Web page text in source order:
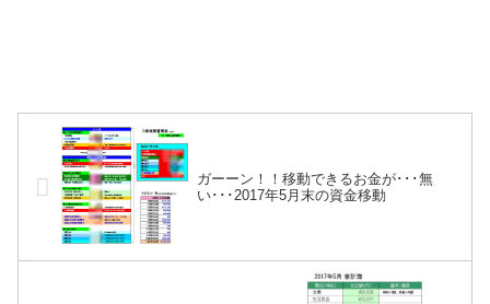
ガーーン！！移動できるお金が･･･無
い･･･2017年5月末の資金移動